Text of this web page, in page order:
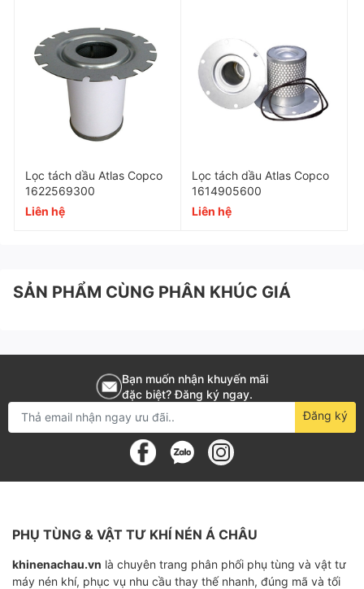
Lọc tách dầu Atlas Copco
1622569300
Liên hệ
Lọc tách dầu Atlas Copco
1614905600
Liên hệ
SẢN PHẨM CÙNG PHÂN KHÚC GIÁ
Bạn muốn nhận khuyến mãi
đặc biệt? Đăng ký ngay.
Đăng ký
PHỤ TÙNG & VẬT TƯ KHÍ NÉN Á CHÂU
khinenachau.vn là chuyên trang phân phối phụ tùng và vật tư
máy nén khí, phục vụ nhu cầu thay thế nhanh, đúng mã và tối